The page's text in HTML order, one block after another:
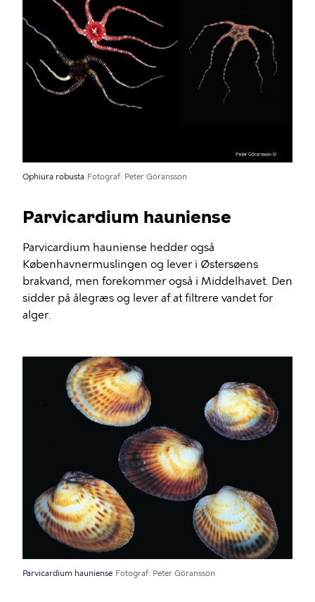
Ophiura robusta Fotograf Peter Göransson
Parvicardium hauniense
Parvicardium hauniense hedder også
Københavnermuslingen og lever i Østersøens
brakvand, men forekommer også i Middelhavet. Den
sidder på ålegræs og lever af at filtrere vandet for
alger.
Parvicardium hauniense Fotograf Peter Göransson